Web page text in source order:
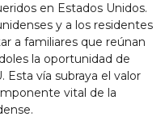
en Estados Unidos.
y a los residentes
a familiares que reúnan
la oportunidad de
Esta vía subraya el valor
vital de la